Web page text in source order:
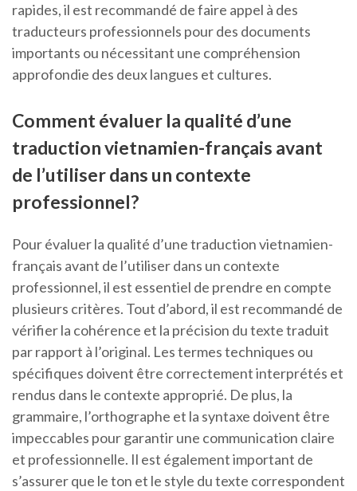
rapides, il est recommandé de faire appel à des
traducteurs professionnels pour des documents
importants ou nécessitant une compréhension
approfondie des deux langues et cultures.
Comment évaluer la qualité d’une
traduction vietnamien-français avant
de l’utiliser dans un contexte
professionnel?
Pour évaluer la qualité d’une traduction vietnamien-
français avant de l’utiliser dans un contexte
professionnel, il est essentiel de prendre en compte
plusieurs critères. Tout d’abord, il est recommandé de
vérifier la cohérence et la précision du texte traduit
par rapport à l’original. Les termes techniques ou
spécifiques doivent être correctement interprétés et
rendus dans le contexte approprié. De plus, la
grammaire, l’orthographe et la syntaxe doivent être
impeccables pour garantir une communication claire
et professionnelle. Il est également important de
s’assurer que le ton et le style du texte correspondent